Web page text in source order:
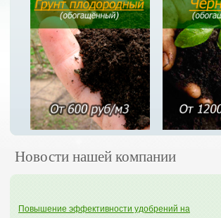
Новости нашей компании
Повышение эффективности удобрений на